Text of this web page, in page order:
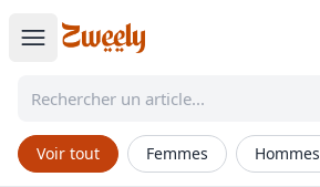
Voir tout Femmes Hommes